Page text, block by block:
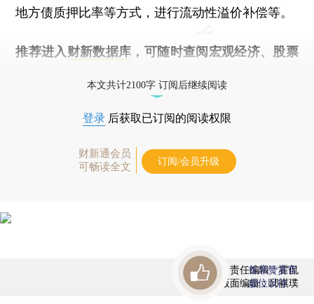
地方债质押比率等方式，进行流动性溢价补偿等。
推荐进入 财新数据库 ，可随时查阅宏观经济、股票
本文共计2100字 订阅后继续阅读
登录 后获取已订阅的阅读权限
财新通会员
可畅读全文
订阅/会员升级
责任编辑：霍侃
版面编辑：邱祺璞
首席赞赏官
虚位以待